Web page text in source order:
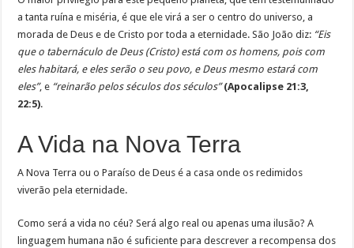
a tanta ruína e miséria, é que ele virá a ser o centro do universo, a
morada de Deus e de Cristo por toda a eternidade. São João diz: “Eis
que o tabernáculo de Deus (Cristo) está com os homens, pois com
eles habitará, e eles serão o seu povo, e Deus mesmo estará com
eles”, e “reinarão pelos séculos dos séculos”(Apocalipse 21:3,
22:5).
A Vida na Nova Terra
A Nova Terra ou o Paraíso de Deus é a casa onde os redimidos
viverão pela eternidade.
Como será a vida no céu? Será algo real ou apenas uma ilusão? A
linguagem humana não é suficiente para descrever a recompensa dos